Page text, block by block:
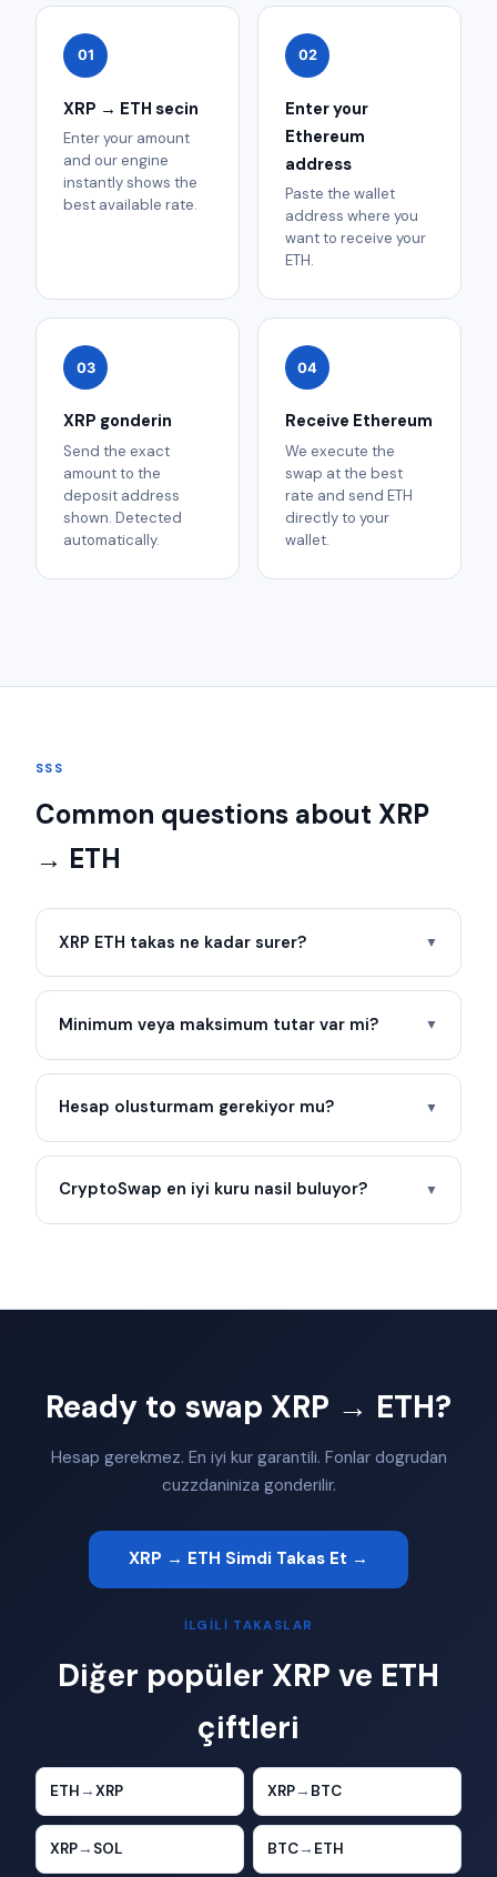
01
XRP → ETH secin
Enter your amount
and our engine
instantly shows the
best available rate.
02
Enter your
Ethereum
address
Paste the wallet
address where you
want to receive your
ETH.
03
XRP gonderin
Send the exact
amount to the
deposit address
shown. Detected
automatically.
04
Receive Ethereum
We execute the
swap at the best
rate and send ETH
directly to your
wallet.
SSS
Common questions about XRP
→ ETH
XRP ETH takas ne kadar surer? ▼
Minimum veya maksimum tutar var mi? ▼
Hesap olusturmam gerekiyor mu? ▼
CryptoSwap en iyi kuru nasil buluyor? ▼
Ready to swap XRP → ETH?
Hesap gerekmez. En iyi kur garantili. Fonlar dogrudan
cuzzdaniniza gonderilir.
XRP → ETH Simdi Takas Et →
İLGILI TAKASLAR
Diğer popüler XRP ve ETH
çiftleri
ETH →XRP XRP→ BTC
XRP→ SOL BTC→ ETH